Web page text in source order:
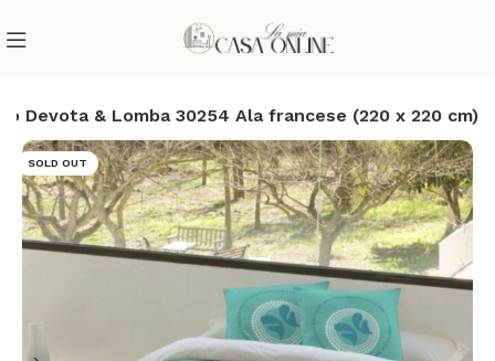
Devota & Lomba 30254 Ala francese (220 x 220 cm)
SOLD OUT